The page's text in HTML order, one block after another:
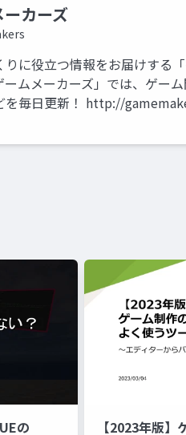
カーズ
りに役立つ情報をお届けする
ームメーカーズ」では、ゲー
を毎日更新！ http://
の
【2023年版】